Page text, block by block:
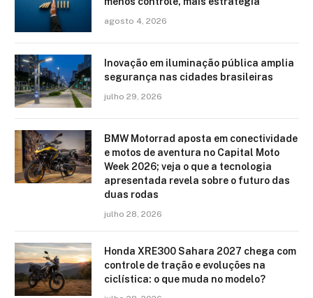
agosto 4, 2026
Inovação em iluminação pública amplia
segurança nas cidades brasileiras
julho 29, 2026
BMW Motorrad aposta em conectividade
e motos de aventura no Capital Moto
Week 2026; veja o que a tecnologia
apresentada revela sobre o futuro das
duas rodas
julho 28, 2026
Honda XRE300 Sahara 2027 chega com
controle de tração e evoluções na
ciclística: o que muda no modelo?